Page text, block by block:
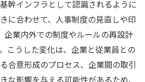
幹インフラとして認識されるように
に合わせて、人事制度の見直しや印
企業内外での制度やルールの再設計
こうした変化は、企業と従業員との
合意形成のプロセス、企業間の取引
な影響を与える可能性があるため、